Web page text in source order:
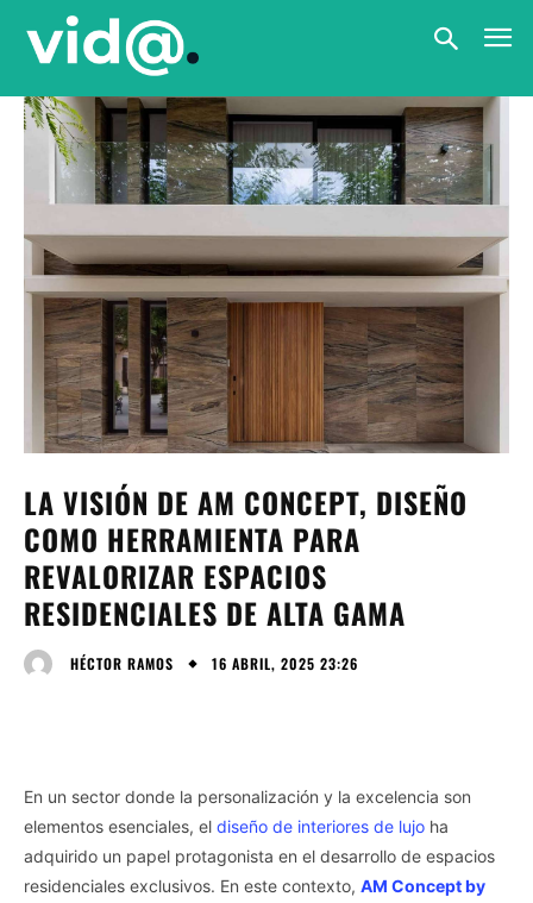
LA VISIÓN DE AM CONCEPT, DISEÑO
COMO HERRAMIENTA PARA
REVALORIZAR ESPACIOS
RESIDENCIALES DE ALTA GAMA
HÉCTOR RAMOS 16 ABRIL, 2025 23:26
En un sector donde la personalización y la excelencia son
elementos esenciales, el diseño de interiores de lujo ha
adquirido un papel protagonista en el desarrollo de espacios
residenciales exclusivos. En este contexto, AM Concept by